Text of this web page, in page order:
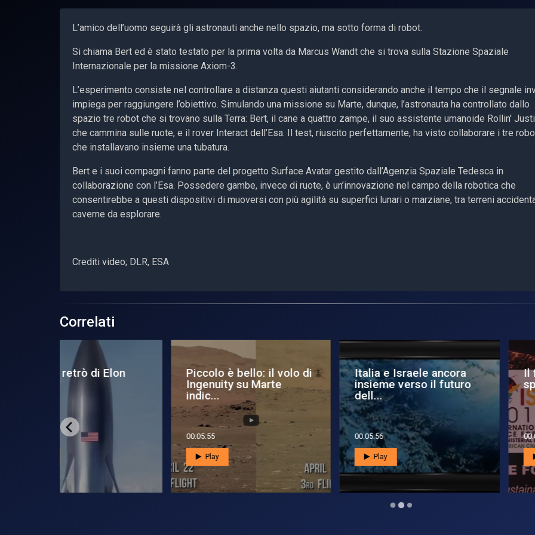
L’amico dell’uomo seguirà gli astronauti anche nello spazio, ma sotto forma di robot.
Si chiama Bert ed è stato testato per la prima volta da Marcus Wandt che si trova sulla Stazione Spaziale
Internazionale per la missione Axiom-3.
L’esperimento consiste nel controllare a distanza questi aiutanti considerando anche il tempo che il segnale
impiega per raggiungere l’obiettivo. Simulando una missione su Marte, dunque, l’astronauta ha controllato dallo
spazio tre robot che si trovano sulla Terra: Bert, il cane a quattro zampe, il suo assistente umanoide Rollin'
che cammina sulle ruote, e il rover Interact dell’Esa. Il test, riuscito perfettamente, ha visto collaborare i tre
che installavano insieme una tubatura.
Bert e i suoi compagni fanno parte del progetto Surface Avatar gestito dall’Agenzia Spaziale Tedesca in
collaborazione con l’Esa. Possedere gambe, invece di ruote, è un’innovazione nel campo della robotica che
consentirebbe a questi dispositivi di muoversi con più agilità su superfici lunari o marziane, tra terreni
caverne da esplorare.
Crediti video; DLR, ESA
Correlati
Piccolo è bello: il volo di
Ingenuity su Marte
00:05:55
Italia e Israele ancora
insieme verso il futuro
dell...
00:05:56
Il futuro dell'Africa è
spaziale
00:01:40
Play